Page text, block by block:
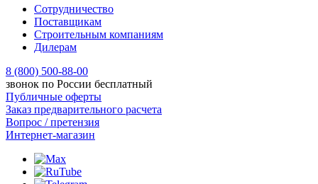
Сотрудничество
Поставщикам
Строительным компаниям
Дилерам
8 (800) 500-88-00
звонок по России бесплатный
Публичные оферты
Заказ предварительного расчета
Вопрос / претензия
Интернет-магазин